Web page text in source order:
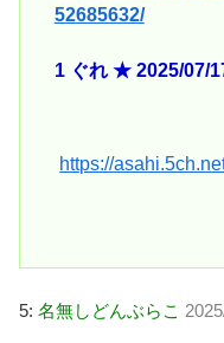
52685632/
1 ぐれ ★ 2025/07/
https://
5: 名無しどんぶらこ